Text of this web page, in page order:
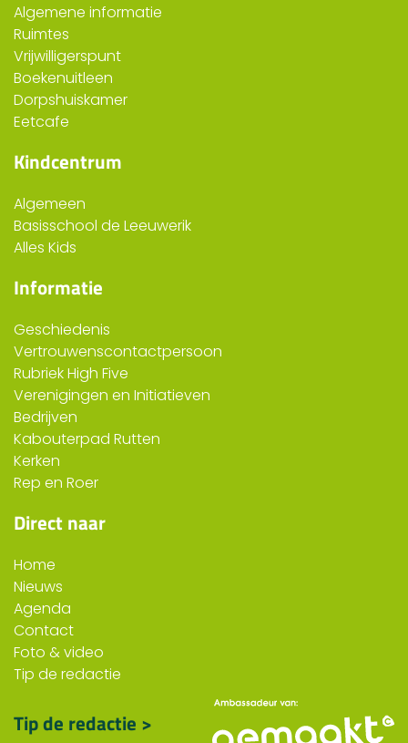
Algemene informatie
Ruimtes
Vrijwilligerspunt
Boekenuitleen
Dorpshuiskamer
Eetcafe
Kindcentrum
Algemeen
Basisschool de Leeuwerik
Alles Kids
Informatie
Geschiedenis
Vertrouwenscontactpersoon
Rubriek High Five
Verenigingen en Initiatieven
Bedrijven
Kabouterpad Rutten
Kerken
Rep en Roer
Direct naar
Home
Nieuws
Agenda
Contact
Foto & video
Tip de redactie
Tip de redactie >